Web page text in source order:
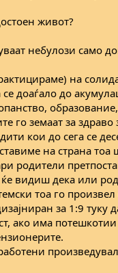
живот?
небулози само
на
доаѓало до
го земаат за
кои до сега се
на страна
родители
видиш дека или
тоа го
за 1:9 туку
ако има